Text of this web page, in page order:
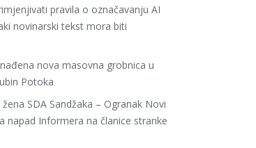
pravila o označavanju AI
novinarski tekst mora biti
nova masovna grobnica u
Potoka
SDA Sandžaka – Ogranak Novi
napad Informera na članice stranke